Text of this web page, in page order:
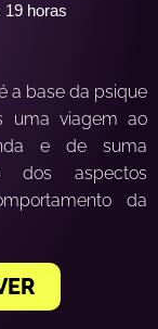
19 horas
a base da psique
uma viagem ao
e de suma
dos aspectos
da